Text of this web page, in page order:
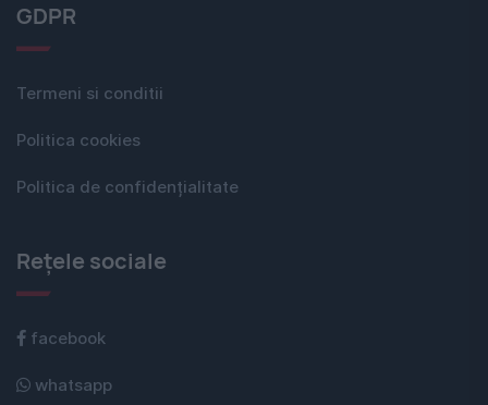
GDPR
Termeni si conditii
Politica cookies
Politica de confidențialitate
Rețele sociale
facebook
whatsapp